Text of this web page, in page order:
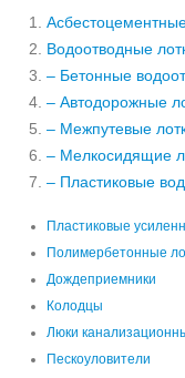
Водоотводные
– Бетонные
– Автодорожные
– Межпутевые
– Мелкосидящие
– Пластиковые
Пластиковые
Полимербетонные
Дождеприемники
Колодцы
Люки
Пескоуловители